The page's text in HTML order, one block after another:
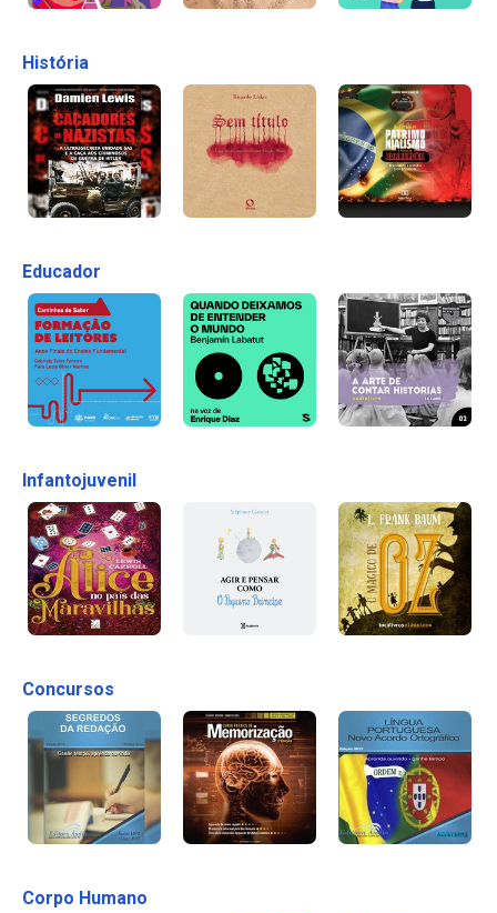
História
Educador
Infantojuvenil
Concursos
Corpo Humano